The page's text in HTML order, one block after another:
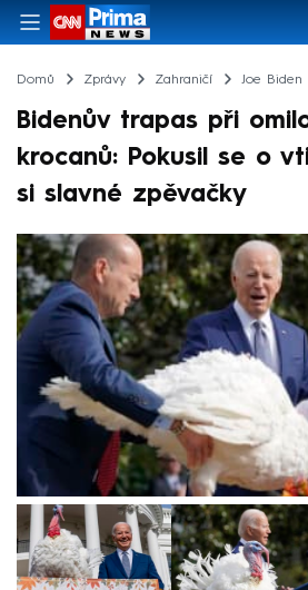
Domů Zprávy Zahraničí Joe Biden
Bidenův trapas při
krocanů: Pokusil se o
si slavné zpěvačky